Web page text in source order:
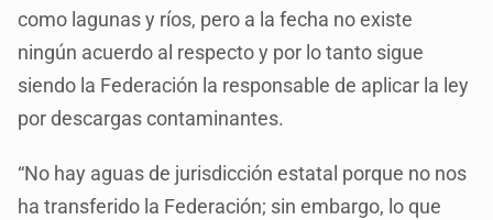
como lagunas y ríos, pero a la fecha no existe
ningún acuerdo al respecto y por lo tanto sigue
siendo la Federación la responsable de aplicar la ley
por descargas contaminantes.
“No hay aguas de jurisdicción estatal porque no nos
ha transferido la Federación; sin embargo, lo que